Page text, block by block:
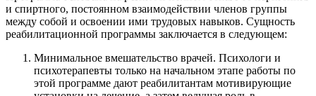
и спиртного, постоянном взаимодействии членов группы
между собой и освоении ими трудовых навыков. Сущность
реабилитационной программы заключается в следующем:
Минимальное вмешательство врачей. Психологи и
психотерапевты только на начальном этапе работы по
этой программе дают реабилитантам мотивирующие